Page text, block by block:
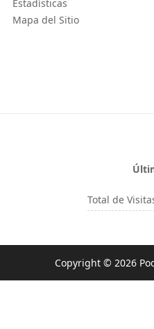
Estadísticas
Mapa del Sitio
Total de
Copyright © 2026